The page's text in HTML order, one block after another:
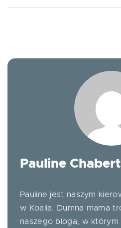
Pauline Chabert
Pauline jest naszym
w Koalia. Dumna mama
naszego bloga, w